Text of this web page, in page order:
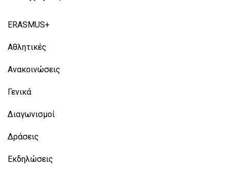
ERASMUS+
Αθλητικές
Ανακοινώσεις
Γενικά
Διαγωνισμοί
Δράσεις
Εκδηλώσεις